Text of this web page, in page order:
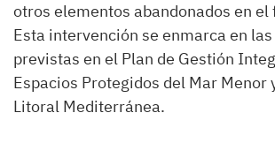
otros elementos abandonados en el
Esta intervención se enmarca en
previstas en el Plan de Gestión
Espacios Protegidos del Mar Menor
Litoral Mediterránea.